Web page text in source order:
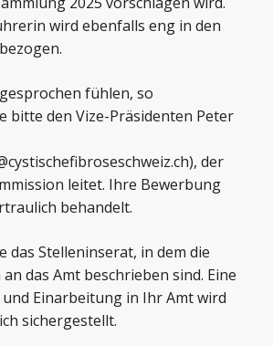
wird ebenfalls eng in den
fühlen, so
bitte den Vize-Präsidenten Peter
), der
leitet. Ihre Bewerbung
behandelt.
das Stelleninserat, in dem die
das Amt beschrieben sind. Eine
Einarbeitung in Ihr Amt wird
sichergestellt.